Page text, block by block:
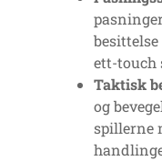
ett-touch
Taktisk
og
spillerne